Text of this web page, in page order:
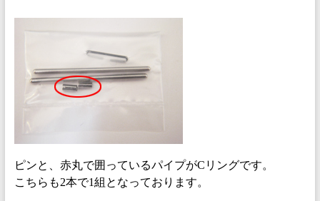
ピンと、赤丸で囲っているパイプがCリングです。
こちらも2本で1組となっております。